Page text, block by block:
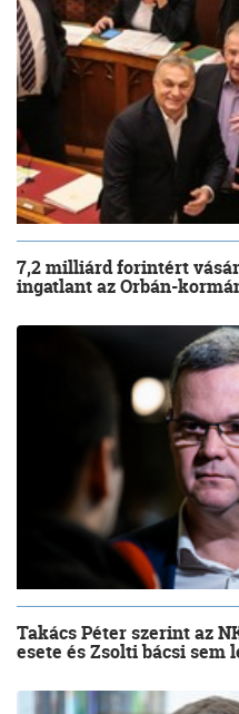
7,2 milliárd forintért
ingatlant az Orbán-
Takács Péter szerint az
esete és Zsolti bácsi sem